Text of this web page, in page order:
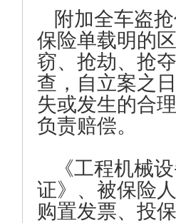
附加全车盗
保险单载明的
窃、抢劫、抢
查，自立案之
失或发生的合
负责赔偿。
《工程机械
证》、被保险
购置发票、投